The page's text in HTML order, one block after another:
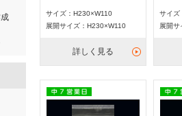
サイズ：H230×W110
展開サイズ：H230×W110
詳しく見る
サイズ
展開